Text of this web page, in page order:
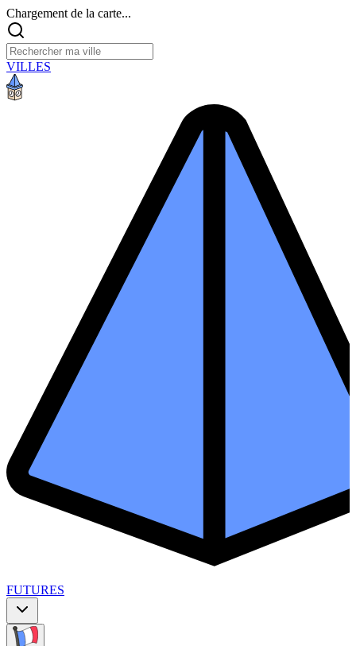
Chargement de la carte...
VILLES
FUTURES